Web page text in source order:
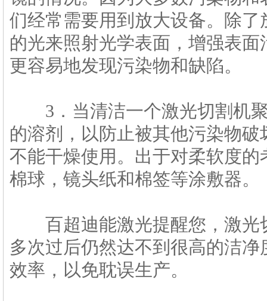
们经常需要用到放大设备。除
的光来照射光学表面，增强表
更容易地发现污染物和缺陷。
3．当清洁一个激光切割机聚
的溶剂，以防止被其他污染物
不能干燥使用。出于对柔软度
棉球，镜头纸和棉签等涂敷器。
百超迪能激光提醒您，激光
多次过后仍然达不到很高的洁
效率，以免耽误生产。